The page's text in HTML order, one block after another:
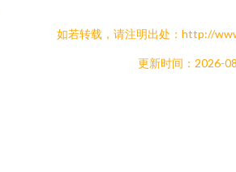
如若转载，请注明出处：http://
更新时间：2026-